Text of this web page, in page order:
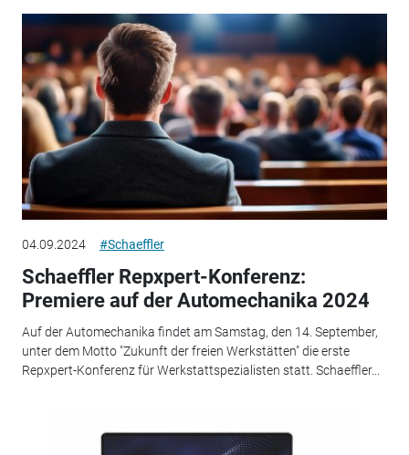
04.09.2024 #Schaeffler
Schaeffler Repxpert-Konferenz:
Premiere auf der Automechanika 2024
Auf der Automechanika findet am Samstag, den 14. September,
unter dem Motto "Zukunft der freien Werkstätten" die erste
Repxpert-Konferenz für Werkstattspezialisten statt. Schaeffler...